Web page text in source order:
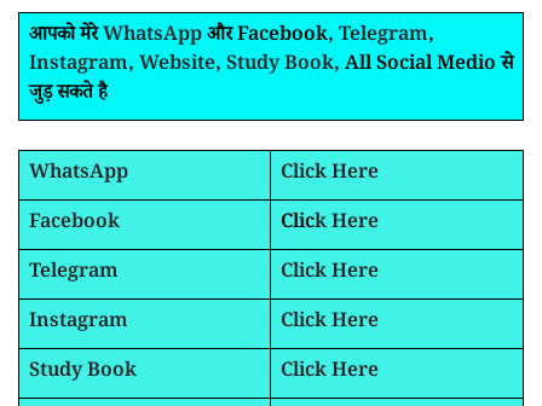
आपको मेरेWhatsAppऔर Facebook, Telegram,
Instagram, Website, Study Book, All Social Medio से
जुड़ सकते है
WhatsApp
Click Here
Facebook
Click Here
Telegram
Click Here
Instagram
Click Here
Study Book
Click Here